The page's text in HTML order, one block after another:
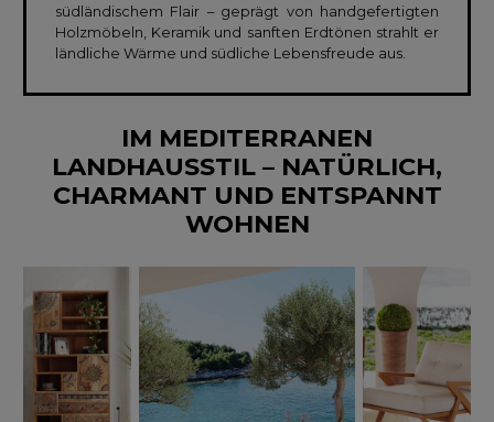
südländischem Flair – geprägt von handgefertigten
Holzmöbeln, Keramik und sanften Erdtönen strahlt er
ländliche Wärme und südliche Lebensfreude aus.
IM MEDITERRANEN
LANDHAUSSTIL – NATÜRLICH,
CHARMANT UND ENTSPANNT
WOHNEN